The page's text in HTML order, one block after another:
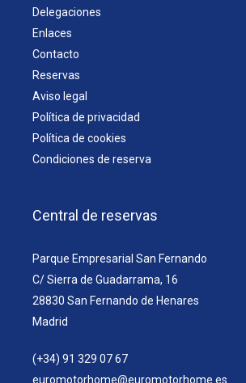
Delegaciones
Enlaces
Contacto
Reservas
Aviso legal
Política de privacidad
Política de cookies
Condiciones de reserva
Central de reservas
Parque Empresarial San Fernando
C/ Sierra de Guadarrama, 16
28830 San Fernando de Henares
Madrid
(+34) 91 329 07 67
euromotorhome@euromotorhome.es